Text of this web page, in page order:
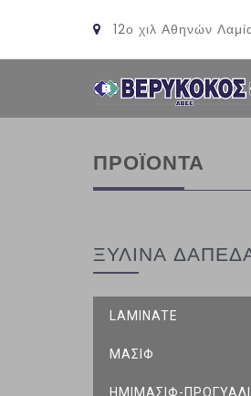
12ο χιλ Αθηνών
ΠΡΟΪΟΝΤΑ
ΞΥΛΙΝΑ
LAMINATE
ΜΑΣΙΦ
ΗΜΙΜΑΣΙΦ-